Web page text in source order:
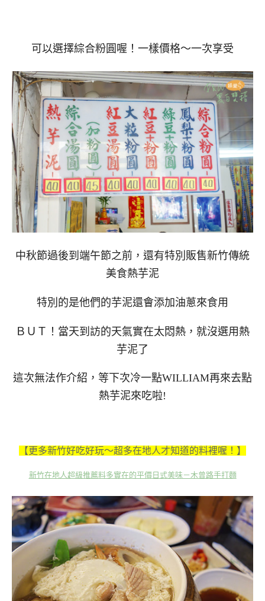
可以選擇綜合粉圓喔！一樣價格～一次享受
中秋節過後到端午節之前，還有特別販售新竹傳統
美食熱芋泥
特別的是他們的芋泥還會添加油蔥來食用
ＢＵＴ！當天到訪的天氣實在太悶熱，就沒選用熱
芋泥了
這次無法作介紹，等下次冷一點WILLIAM再來去點
熱芋泥來吃啦!
【更多新竹好吃好玩～超多在地人才知道的料裡喔！】
新竹在地人超級推薦料多實在的平價日式美味－木曾路手打麵